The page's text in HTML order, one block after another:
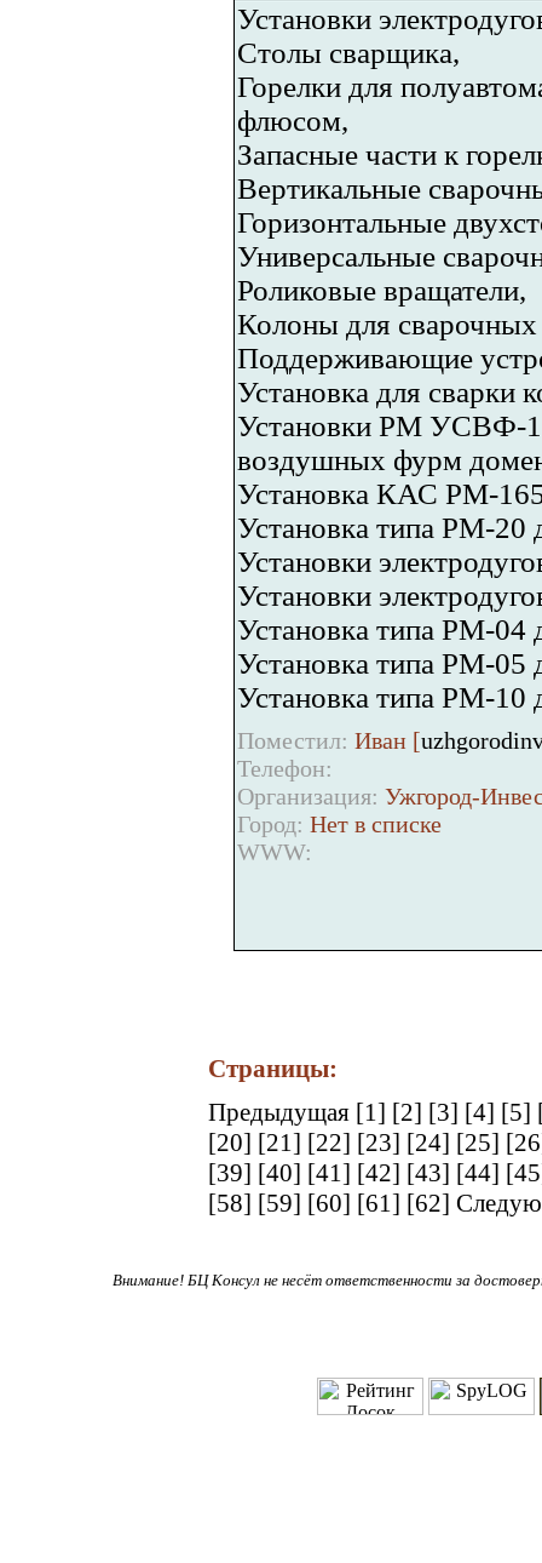
Установки
Столы сварщика,
Горелки для
флюсом,
Запасные части к
Вертикальные
Горизонтальные
Универсальные
Роликовые вращатели,
Колоны для сварочных
Поддерживающие
Установка для сварки
Установки РМ УСВФ-1
воздушных фурм
Установка КАС РМ-165
Установка типа РМ-20
Установки
Установки
Установка типа РМ-04
Установка типа РМ-05
Установка типа РМ-10
Поместил: Иван [
Телефон:
Организация: Ужгород-
Город: Нет в списке
WWW:
Страницы:
Предыдущая [1] [2] [3] [4] [5]
[20] [21] [22] [23] [24] [25]
[39] [40] [41] [42] [43] [44]
[58] [59] [60] [61] [62]
Внимание! БЦ Консул не несёт ответственности за